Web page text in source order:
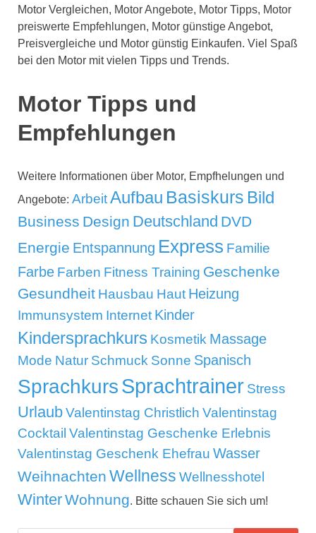
Motor Vergleichen, Motor Angebote, Motor Tipps, Motor
preiswerte Empfehlungen, Motor günstige Angebot,
Preisvergleiche und Motor günstig Einkaufen. Viel Spaß
bei den Motor mit vielen Tipps und Trends.
Motor Tipps und
Empfehlungen
Weitere Informationen über Motor, Empfhelungen und
Angebote: ArbeitAufbau Basiskurs Bild
Business Design Deutschland DVD
Energie Entspannung Express Familie
Farbe Farben Fitness Training Geschenke
Gesundheit Hausbau Haut Heizung
Immunsystem Internet Kinder
Kindersprachkurs Kosmetik Massage
Mode Natur Schmuck Sonne Spanisch
SprachkursSprachtrainer Stress
UrlaubValentinstag Christlich Valentinstag
Cocktail Valentinstag Geschenke Erlebnis
Valentinstag Geschenk Ehefrau Wasser
Weihnachten Wellness Wellnesshotel
WinterWohnung. Bitte schauen Sie sich um!